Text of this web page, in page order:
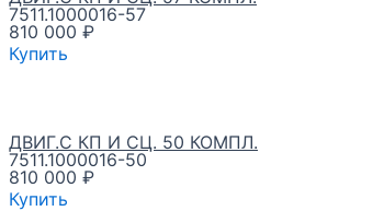
7511.1000016-57
810 000 ₽
Купить
ДВИГ.С КП И СЦ. 50 КОМПЛ.
7511.1000016-50
810 000 ₽
Купить